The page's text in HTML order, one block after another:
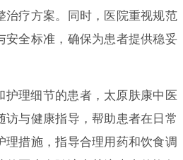
治疗方案。同时，医院重视规范
安全标准，确保为患者提供稳妥
护理细节的患者，太原肤康中医
访与健康指导，帮助患者在日常
理措施，指导合理用药和饮食调